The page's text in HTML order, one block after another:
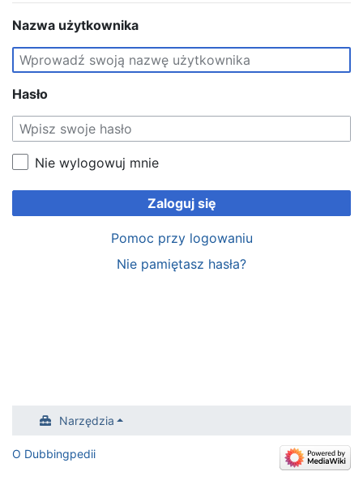
Skocz do:nawigacja,
Nazwa użytkownika
Hasło
Nie wylogowuj mnie
Zaloguj się
Pomoc przy logowaniu
Nie pamiętasz hasła?
Narzędzia
O Dubbingpedii